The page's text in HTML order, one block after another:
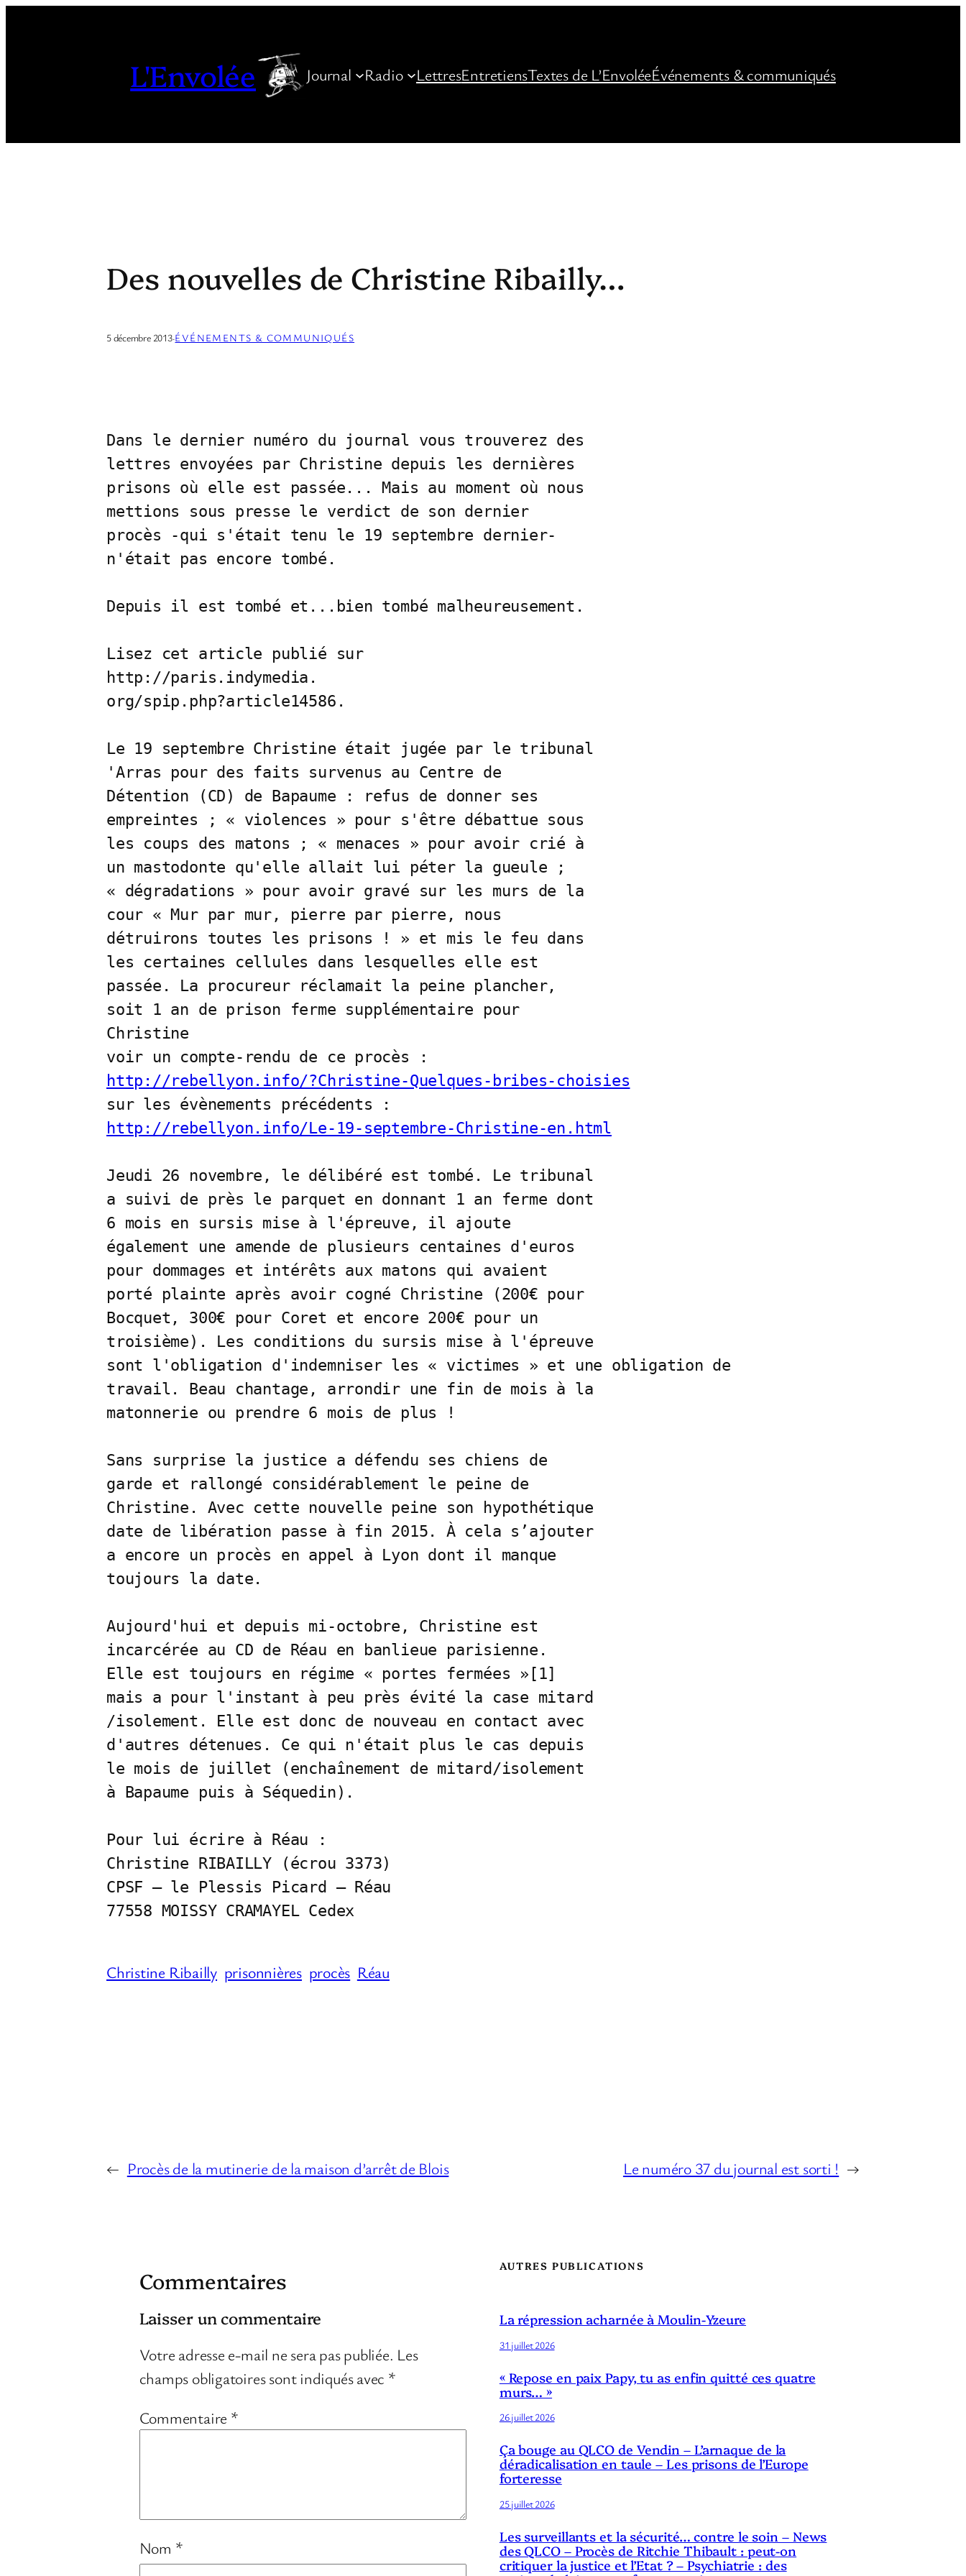
L'Envolée Journal Radio LettresEntretiensTextes de L’EnvoléeÉvénements & communiqués
Des nouvelles de Christine Ribailly…
5 décembre 2013·ÉVÉNEMENTS & COMMUNIQUÉS
Dans le dernier numéro du journal vous trouverez des
lettres envoyées par Christine depuis les dernières
prisons où elle est passée... Mais au moment où nous
mettions sous presse le verdict de son dernier
procès -qui s'était tenu le 19 septembre dernier-
n'était pas encore tombé.
Depuis il est tombé et...bien tombé malheureusement.
Lisez cet article publié sur
http://paris.indymedia.
org/spip.php?article14586.
Le 19 septembre Christine était jugée par le tribunal
'Arras pour des faits survenus au Centre de
Détention (CD) de Bapaume : refus de donner ses
empreintes ; « violences » pour s'être débattue sous
les coups des matons ; « menaces » pour avoir crié à
un mastodonte qu'elle allait lui péter la gueule ;
« dégradations » pour avoir gravé sur les murs de la
cour « Mur par mur, pierre par pierre, nous
détruirons toutes les prisons ! » et mis le feu dans
les certaines cellules dans lesquelles elle est
passée. La procureur réclamait la peine plancher,
soit 1 an de prison ferme supplémentaire pour
Christine
http://rebellyon.info/?Christine-Quelques-bribes-choisies
http://rebellyon.info/Le-19-septembre-Christine-en.html
Jeudi 26 novembre, le délibéré est tombé. Le tribunal
a suivi de près le parquet en donnant 1 an ferme dont
6 mois en sursis mise à l'épreuve, il ajoute
également une amende de plusieurs centaines d'euros
pour dommages et intérêts aux matons qui avaient
porté plainte après avoir cogné Christine (200€ pour
Bocquet, 300€ pour Coret et encore 200€ pour un
troisième). Les conditions du sursis mise à l'épreuve
sont l'obligation d'indemniser les « victimes » et une obligation de
travail. Beau chantage, arrondir une fin de mois à la
matonnerie ou prendre 6 mois de plus !
Sans surprise la justice a défendu ses chiens de
garde et rallongé considérablement le peine de
Christine. Avec cette nouvelle peine son hypothétique
date de libération passe à fin 2015. À cela s’ajouter
a encore un procès en appel à Lyon dont il manque
toujours la date.
Aujourd'hui et depuis mi-octobre, Christine est
incarcérée au CD de Réau en banlieue parisienne.
Elle est toujours en régime « portes fermées »[1]
mais a pour l'instant à peu près évité la case mitard
/isolement. Elle est donc de nouveau en contact avec
d'autres détenues. Ce qui n'était plus le cas depuis
le mois de juillet (enchaînement de mitard/isolement
à Bapaume puis à Séquedin).
Pour lui écrire à Réau :
Christine RIBAILLY (écrou 3373)
CPSF – le Plessis Picard – Réau
77558 MOISSY CRAMAYEL Cedex
Christine Ribailly prisonnières procès Réau
← Procès de la mutinerie de la maison d’arrêt de Blois Le numéro 37 du journal est sorti ! →
Commentaires
Laisser un commentaire
Votre adresse e-mail ne sera pas publiée. Les
champs obligatoires sont indiqués avec *
Commentaire *
Nom *
AUTRES PUBLICATIONS
La répression acharnée à Moulin-Yzeure
31 juillet 2026
« Repose en paix Papy, tu as enfin quitté ces quatre
murs… »
26 juillet 2026
Ça bouge au QLCO de Vendin – L’arnaque de la
déradicalisation en taule – Les prisons de l’Europe
forteresse
25 juillet 2026
Les surveillants et la sécurité… contre le soin – News
des QLCO – Procès de Ritchie Thibault : peut-on
critiquer la justice et l’Etat ? – Psychiatrie : des